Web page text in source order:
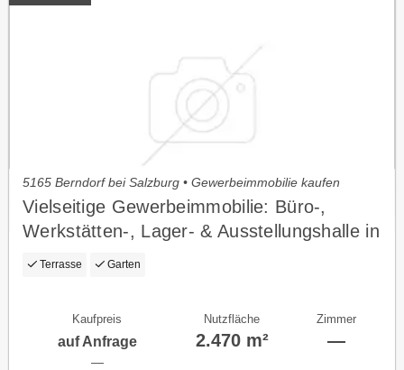
5165 Berndorf bei Salzburg • Gewerbeimmobilie kaufen
Vielseitige Gewerbeimmobilie: Büro-,
Werkstätten-, Lager- & Ausstellungshalle in
OÖ!!
Terrasse Garten
Kaufpreis
auf Anfrage
—
Nutzfläche
2.470 m²
Zimmer
—